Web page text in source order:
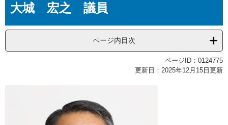
文大城 宏之 議員
ページ内目次
ページID：0124775
更新日：2025年12月15日更新